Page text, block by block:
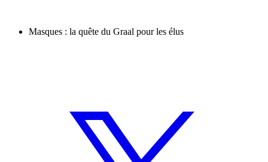
Masques : la quête du Graal pour les élus